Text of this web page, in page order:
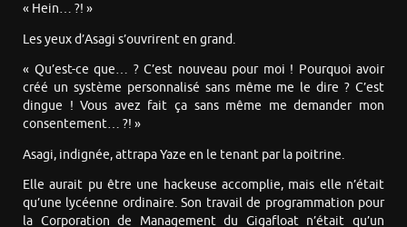
« Hein… ?! »
Les yeux d’Asagi s’ouvrirent en grand.
« Qu’est-ce que… ? C’est nouveau pour moi ! Pourquoi avoir
créé un système personnalisé sans même me le dire ? C’est
dingue ! Vous avez fait ça sans même me demander mon
consentement… ?! »
Asagi, indignée, attrapa Yaze en le tenant par la poitrine.
Elle aurait pu être une hackeuse accomplie, mais elle n’était
qu’une lycéenne ordinaire. Son travail de programmation pour
la Corporation de Management du Gigafloat n’était qu’un